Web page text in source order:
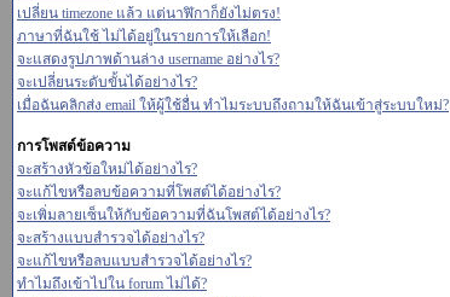
เปลี่ยน timezone แล้ว แต่นาฬิกาก็ยังไม่ตรง!
ภาษาที่ฉันใช้ ไม่ได้อยู่ในรายการให้เลือก!
จะแสดงรูปภาพด้านล่าง username อย่างไร?
จะเปลี่ยนระดับขั้นได้อย่างไร?
เมื่อฉันคลิกส่ง email ให้ผู้ใช้อื่น ทำไมระบบถึงถามให้ฉันเข้าสู่ระบบใหม่?
การโพสต์ข้อความ
จะสร้างหัวข้อใหม่ได้อย่างไร?
จะแก้ไขหรือลบข้อความที่โพสต์ได้อย่างไร?
จะเพิ่มลายเซ็นให้กับข้อความที่ฉันโพสต์ได้อย่างไร?
จะสร้างแบบสำรวจได้อย่างไร?
จะแก้ไขหรือลบแบบสำรวจได้อย่างไร?
ทำไมถึงเข้าไปใน forum ไม่ได้?